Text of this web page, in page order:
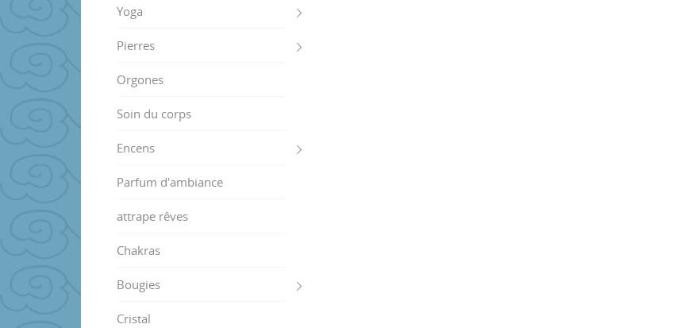
Yoga
Pierres
Orgones
Soin du corps
Encens
Parfum d'ambiance
attrape rêves
Chakras
Bougies
Cristal